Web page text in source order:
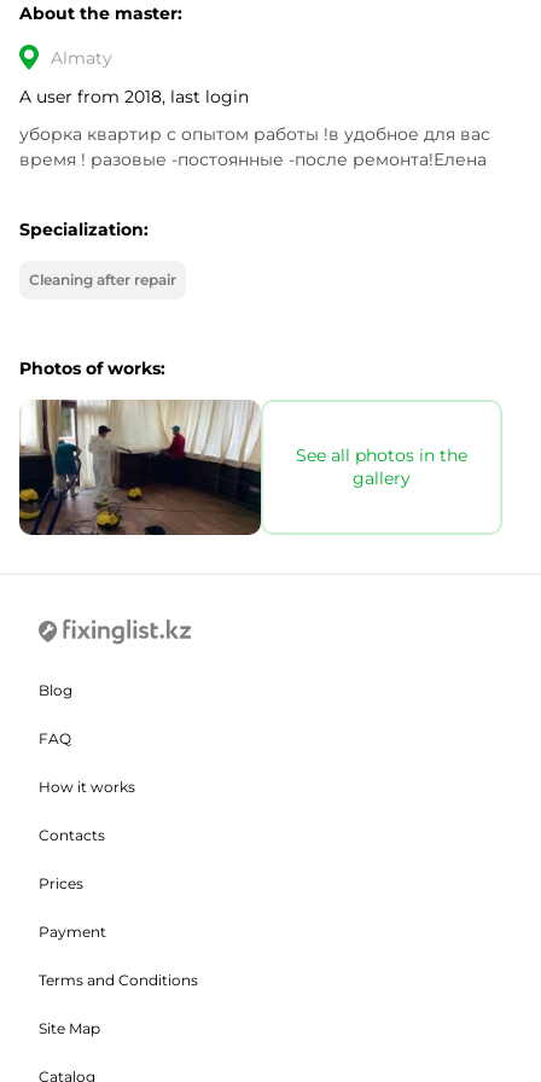
About the master:
Almaty
A user from 2018, last login
уборка квартир с опытом работы !в удобное для вас
время ! разовые -постоянные -после ремонта!Елена
Specialization:
Cleaning after repair
Photos of works:
See all photos in the
gallery
Blog
FAQ
How it works
Contacts
Prices
Payment
Terms and Conditions
Site Map
Catalog